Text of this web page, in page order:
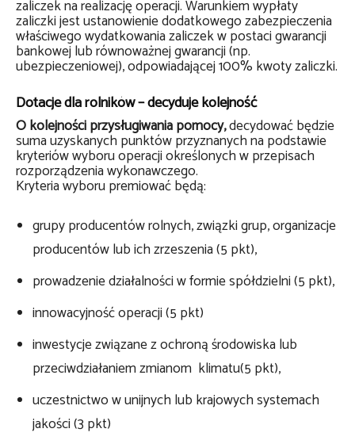
zaliczek na realizację operacji. Warunkiem wypłaty
zaliczki jest ustanowienie dodatkowego zabezpieczenia
właściwego wydatkowania zaliczek w postaci gwarancji
bankowej lub równoważnej gwarancji (np.
ubezpieczeniowej), odpowiadającej 100% kwoty zaliczki.
Dotacje dla rolników – decyduje kolejność
O kolejności przysługiwania pomocy,decydować będzie
suma uzyskanych punktów przyznanych na podstawie
kryteriów wyboru operacji określonych w przepisach
rozporządzenia wykonawczego.
Kryteria wyboru premiować będą:
grupy producentów rolnych, związki grup, organizacje
producentów lub ich zrzeszenia (5 pkt),
prowadzenie działalności w formie spółdzielni (5 pkt),
innowacyjność operacji (5 pkt)
inwestycje związane z ochroną środowiska lub
przeciwdziałaniem zmianom klimatu(5 pkt),
uczestnictwo w unijnych lub krajowych systemach
jakości (3 pkt)